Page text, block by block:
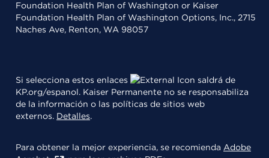
Foundation Health Plan of Washington or Kaiser
Foundation Health Plan of Washington Options, Inc., 2715
Naches Ave, Renton, WA 98057
Si selecciona estos enlaces
saldrá de
KP.org/espanol. Kaiser Permanente no se responsabiliza
de la información o las políticas de sitios web
externos. Detalles.
Para obtener la mejor experiencia, se recomienda Adobe